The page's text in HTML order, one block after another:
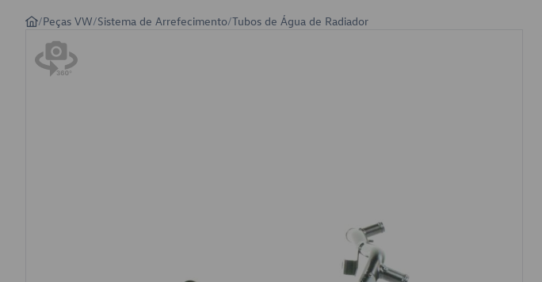
/Peças VW/Sistema de Arrefecimento/Tubos de Água de Radiador